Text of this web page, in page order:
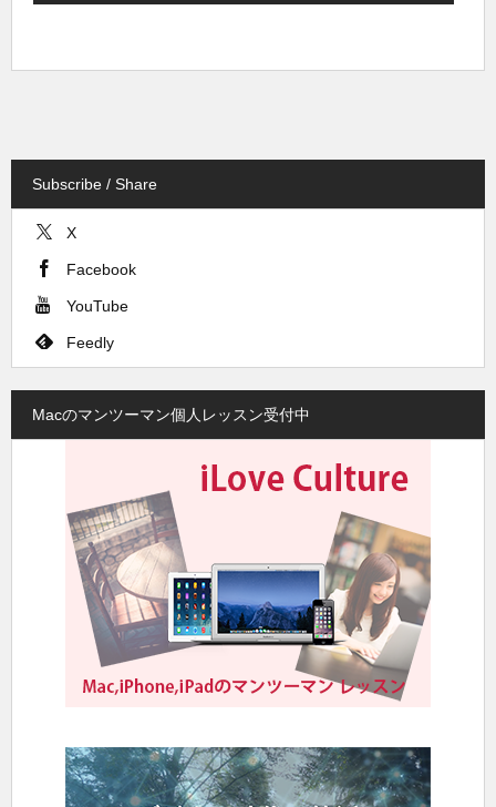
Subscribe / Share
X
Facebook
YouTube
Feedly
Macのマンツーマン個人レッスン受付中